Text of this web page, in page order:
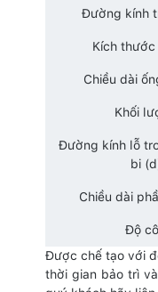
Đường kính
Kích thước
Chiều dài
Khối
Đường kính lỗ
bi
Chiều dài
Độ
Được chế tạo với
thời gian bảo trì